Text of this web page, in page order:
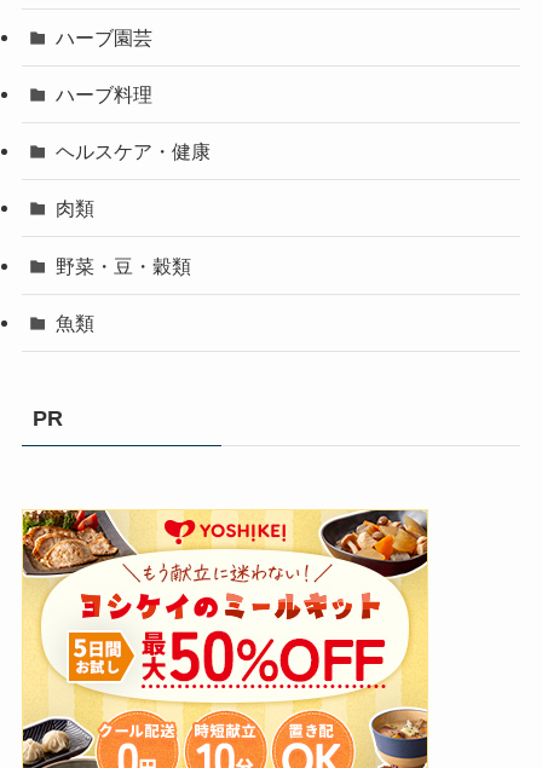
ハーブ園芸
ハーブ料理
ヘルスケア・健康
肉類
野菜・豆・穀類
魚類
PR